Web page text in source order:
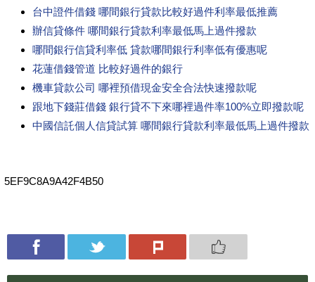
台中證件借錢 哪間銀行貸款比較好過件利率最低推薦
辦信貸條件 哪間銀行貸款利率最低馬上過件撥款
哪間銀行信貸利率低 貸款哪間銀行利率低有優惠呢
花蓮借錢管道 比較好過件的銀行
機車貸款公司 哪裡預借現金安全合法快速撥款呢
跟地下錢莊借錢 銀行貸不下來哪裡過件率100%立即撥款呢
中國信託個人信貸試算 哪間銀行貸款利率最低馬上過件撥款
5EF9C8A9A42F4B50